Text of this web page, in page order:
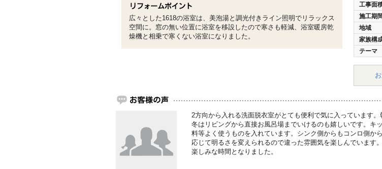
工事面
施工期
地域
家族構
テーマ
広々とした1618の浴室は、美泡湯と調光付きライン照明でリラックス
空間に。窓の無い位置に浴室を移設したので寒さも軽減、浴室暖房乾
燥機と相乗で寒くない浴室になりました。
2方向から入れる洗面脱衣室がとても便利で気に入っています
冬はリビングから直接お風呂場までいけるのも嬉しいです。キ
料等よく使うものを入れています。シンク側からもコンロ側か
応じて明るさを変えられるので違った雰囲気を楽しんでいま
楽しみな時間となりました。